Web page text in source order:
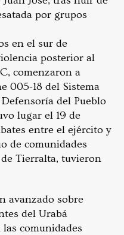
por grupos
en el sur de
posterior al
comenzaron a
005-18 del Sistema
del Pueblo
lugar el 19 de
entre el ejército y
de comunidades
Tierralta, tuvieron
avanzado sobre
del Urabá
comunidades